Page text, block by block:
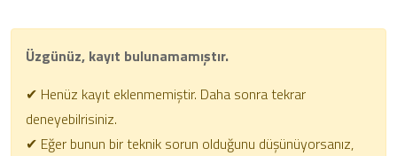
Üzgünüz, kayıt bulunamamıştır.
✔ Henüz kayıt eklenmemiştir. Daha sonra tekrar
deneyebilrisiniz.
✔ Eğer bunun bir teknik sorun olduğunu düşünüyorsanız,